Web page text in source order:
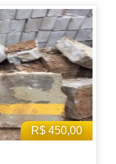
R$ 450,00